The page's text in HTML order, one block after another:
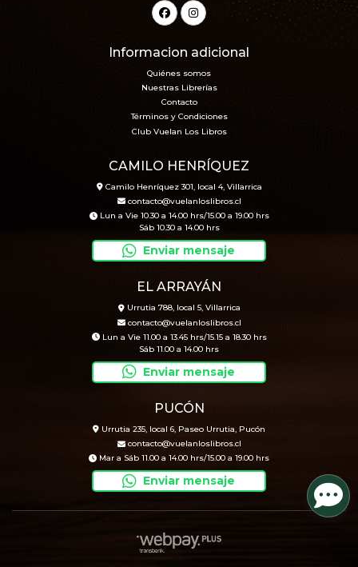
Informacion adicional
Quiénes somos
Nuestras Librerías
Contacto
Términos y Condiciones
Club Vuelan Los Libros
CAMILO HENRÍQUEZ
Camilo Henríquez 301, local 4, Villarrica
contacto@vuelanloslibros.cl
Lun a Vie 10.30 a 14.00 hrs/15.00 a 19.00 hrs
Sáb 10.30 a 14.00 hrs
Enviar mensaje
EL ARRAYÁN
Urrutia 788, local 5, Villarrica
contacto@vuelanloslibros.cl
Lun a Vie 11.00 a 13.45 hrs/15.15 a 18.30 hrs
Sáb 11.00 a 14.00 hrs
Enviar mensaje
PUCÓN
Urrutia 235, local 6, Paseo Urrutia, Pucón
contacto@vuelanloslibros.cl
Mar a Sáb 11.00 a 14.00 hrs/15.00 a 19.00 hrs
Enviar mensaje